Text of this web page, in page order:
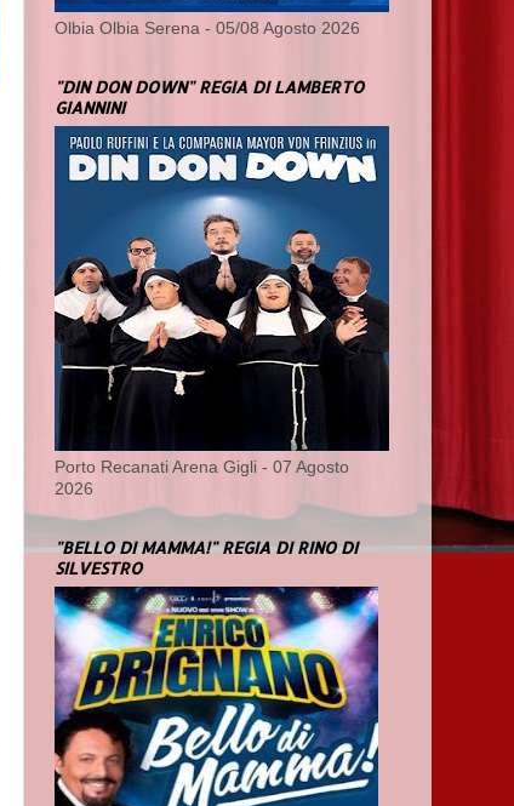
Olbia Olbia Serena - 05/08 Agosto 2026
"DIN DON DOWN" REGIA DI LAMBERTO
GIANNINI
Porto Recanati Arena Gigli - 07 Agosto
2026
"BELLO DI MAMMA!" REGIA DI RINO DI
SILVESTRO